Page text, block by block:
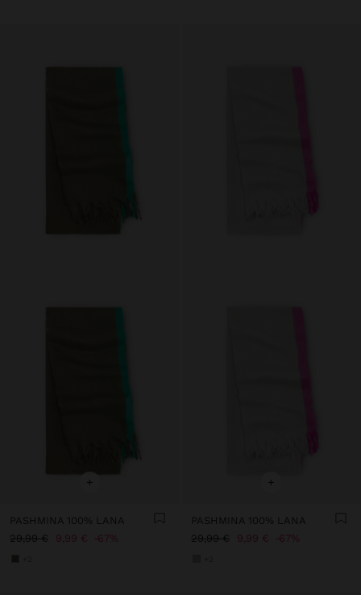
+
PASHMINA 100% LANA
29,99 €
9,99 € 67%
+
PASHMINA 100% LANA
29,99 €
9,99 € 67%